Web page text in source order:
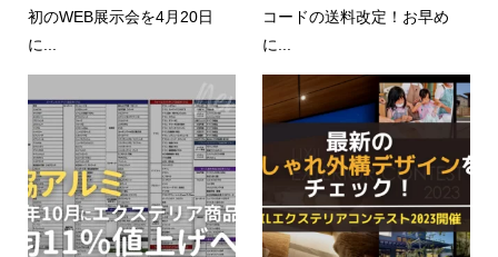
初のWEB展示会を4月20日
に...
コードの送料改定！お早め
に...